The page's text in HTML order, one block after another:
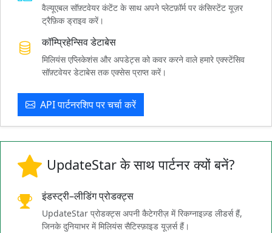
वैल्यूएबल सॉफ़्टवेयर कंटेंट के साथ अपने प्लेटफ़ॉर्म पर कंसिस्टेंट यूज़र
ट्रैफ़िक ड्राइव करें।
कॉम्प्रिहेन्सिव डेटाबेस
मिलियंस एप्लिकेशंस और अपडेट्स को कवर करने वाले हमारे एक्स्टेंसिव
सॉफ़्टवेयर डेटाबेस तक एक्सेस प्राप्त करें।
API पार्टनरशिप पर चर्चा करें
UpdateStar के साथ पार्टनर क्यों बनें?
इंडस्ट्री–लीडिंग प्रोडक्ट्स
UpdateStar प्रोडक्ट्स अपनी कैटेगरीज़ में रिकग्नाइज़्ड लीडर्स हैं,
जिनके दुनियाभर में मिलियंस सैटिस्फ़ाइड यूज़र्स हैं।